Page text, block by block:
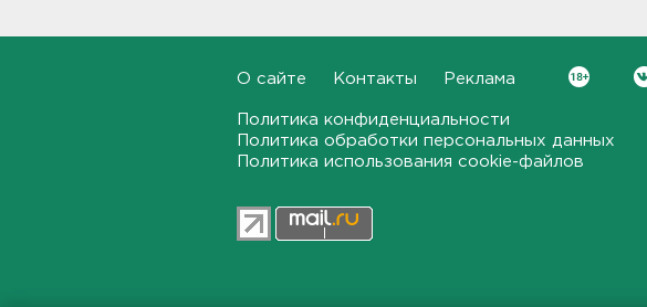
Ленобласти стал уголовным
рублей на развитие
О сайте Контакты Реклама
Политика конфиденциальности
Политика обработки персональных данных
Политика использования cookie-файлов